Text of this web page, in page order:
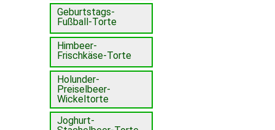
Geburtstags-
Fußball-Torte
Himbeer-
Frischkäse-Torte
Holunder-
Preiselbeer-
Wickeltorte
Joghurt-